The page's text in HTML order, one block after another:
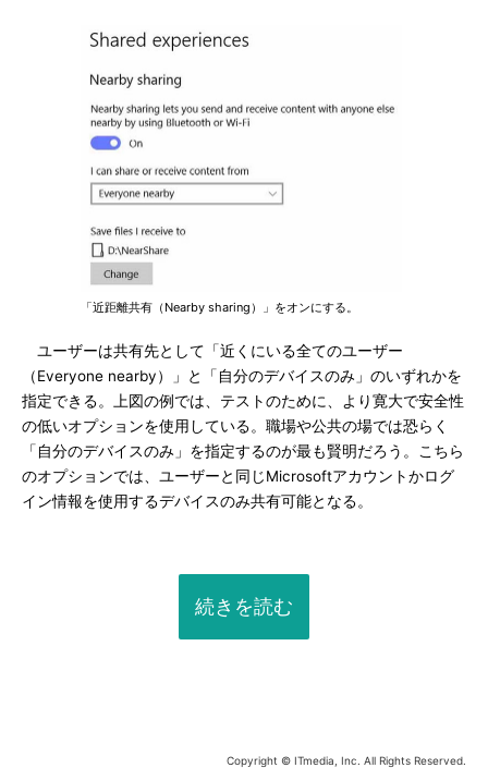
「近距離共有（Nearby sharing）」をオンにする。
ユーザーは共有先として「近くにいる全てのユーザー
（Everyone nearby）」と「自分のデバイスのみ」のいずれかを
指定できる。上図の例では、テストのために、より寛大で安全性
の低いオプションを使用している。職場や公共の場では恐らく
「自分のデバイスのみ」を指定するのが最も賢明だろう。こちら
のオプションでは、ユーザーと同じMicrosoftアカウントかログ
イン情報を使用するデバイスのみ共有可能となる。
続きを読む
Copyright © ITmedia, Inc. All Rights Reserved.